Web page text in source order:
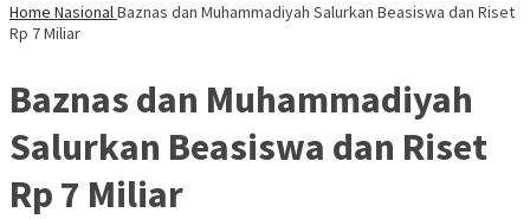
Home NasionalBaznas dan Muhammadiyah Salurkan Beasiswa dan Riset
Rp 7 Miliar
Baznas dan Muhammadiyah
Salurkan Beasiswa dan Riset
Rp 7 Miliar